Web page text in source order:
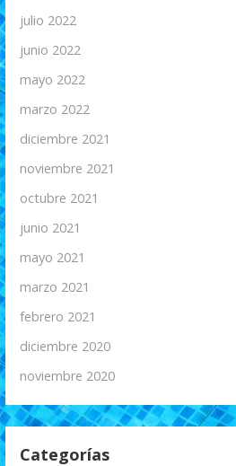
julio 2022
junio 2022
mayo 2022
marzo 2022
diciembre 2021
noviembre 2021
octubre 2021
junio 2021
mayo 2021
marzo 2021
febrero 2021
diciembre 2020
noviembre 2020
Categorías